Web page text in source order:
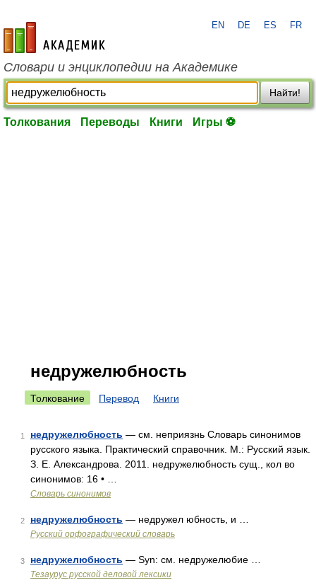
academic.ru
EN DE ES FR
Словари и энциклопедии на Академике
Найти!
Толкования Переводы Книги Игры ⚽
недружелюбность
Толкование Перевод Книги
1 недружелюбность — см. неприязнь Словарь синонимов
русского языка. Практический справочник. М.: Русский язык.
З. Е. Александрова. 2011. недружелюбность сущ., кол во
синонимов: 16 • …
Словарь синонимов
2 недружелюбность — недружел юбность, и …
Русский орфографический словарь
3 недружелюбность — Syn: см. недружелюбие …
Тезаурус русской деловой лексики